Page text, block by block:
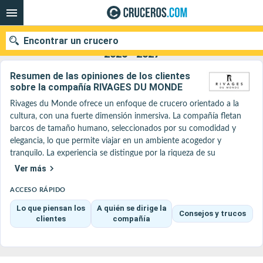
Rivages du monde : Nuestras ofertas de cruceros
2026 - 2027
Resumen de las opiniones de los clientes
sobre la compañía RIVAGES DU MONDE
Rivages du Monde ofrece un enfoque de crucero orientado a la
cultura, con una fuerte dimensión inmersiva. La compañía fletan
barcos de tamaño humano, seleccionados por su comodidad y
elegancia, lo que permite viajar en un ambiente acogedor y
tranquilo. La experiencia se distingue por la riqueza de su
contenido cultural, con la presencia a bordo de conferencistas de
los pasajeros a lo largo del viaje y aportan una verdadera
profundidad a los descubrimientos. Rivages du Monde es
especialmente reconocida por algunos itinerarios emblemáticos
como el Duero (valles vinícolas, pueblos auténticos de Portugal) o
Ver más
ACCESO RÁPIDO
Lo que piensan los
clientes
A quién se dirige la
compañía
Consejos y trucos
Encontrar un crucero
Nuestros destinos
Fecha de salida
Puertos